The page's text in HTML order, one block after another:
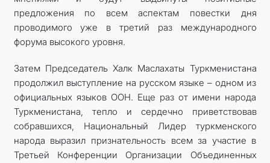
предложения по всем аспектам повестки дня
проводимого уже в третий раз международного
форума высокого уровня.
Затем Председатель Халк Маслахаты Туркменистана
продолжил выступление на русском языке – одном из
официальных языков ООН. Еще раз от имени народа
Туркменистана, тепло и сердечно приветствовав
собравшихся, Национальный Лидер туркменского
народа выразил признательность всем за участие в
Третьей Конференции Организации Объединенных